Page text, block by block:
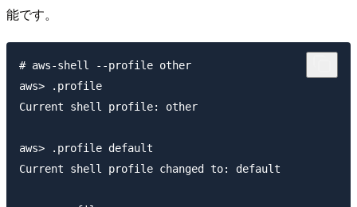
能です。
# aws-shell --profile other
aws> .profile
Current shell profile: other
aws> .profile default
Current shell profile changed to: default